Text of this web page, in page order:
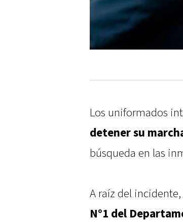
Los uniformados
detener su
búsqueda en las
A raíz del incidente,
N°1 del